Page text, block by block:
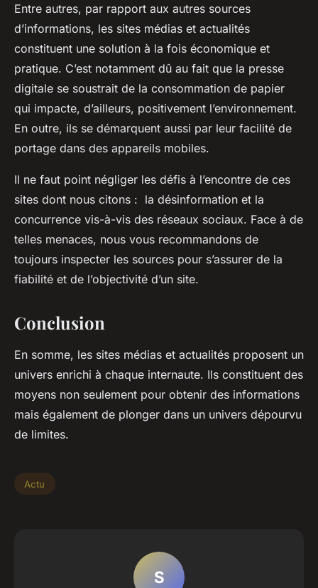
Entre autres, par rapport aux autres sources
d’informations, les sites médias et actualités
constituent une solution à la fois économique et
pratique. C’est notamment dû au fait que la presse
digitale se soustrait de la consommation de papier
qui impacte, d’ailleurs, positivement l’environnement.
En outre, ils se démarquent aussi par leur facilité de
portage dans des appareils mobiles.
Il ne faut point négliger les défis à l’encontre de ces
sites dont nous citons : la désinformation et la
concurrence vis-à-vis des réseaux sociaux. Face à de
telles menaces, nous vous recommandons de
toujours inspecter les sources pour s’assurer de la
fiabilité et de l’objectivité d’un site.
Conclusion
En somme, les sites médias et actualités proposent un
univers enrichi à chaque internaute. Ils constituent des
moyens non seulement pour obtenir des informations
mais également de plonger dans un univers dépourvu
de limites.
Actu
S